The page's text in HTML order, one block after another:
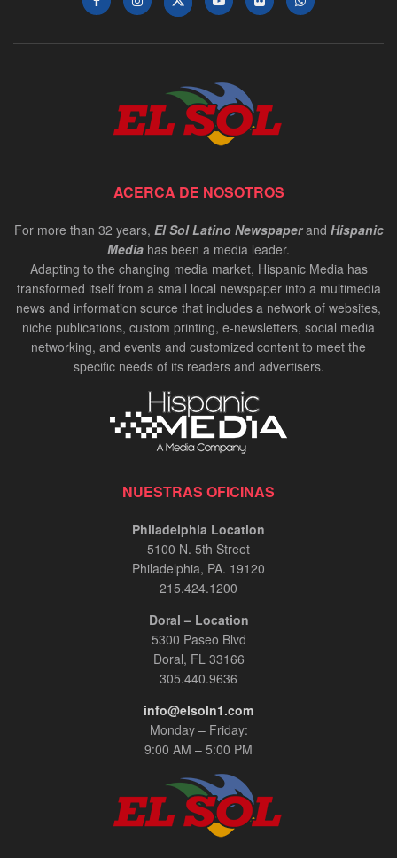
ACERCA DE NOSOTROS
For more than 32 years, El Sol Latino Newspaperand Hispanic
Media has been a media leader.
Adapting to the changing media market, Hispanic Media has
transformed itself from a small local newspaper into a multimedia
news and information source that includes a network of websites,
niche publications, custom printing, e-newsletters, social media
networking, and events and customized content to meet the
specific needs of its readers and advertisers.
NUESTRAS OFICINAS
Philadelphia Location
5100 N. 5th Street
Philadelphia, PA. 19120
215.424.1200
Doral – Location
5300 Paseo Blvd
Doral, FL 33166
305.440.9636
info@elsoln1.com
Monday – Friday:
9:00 AM – 5:00 PM